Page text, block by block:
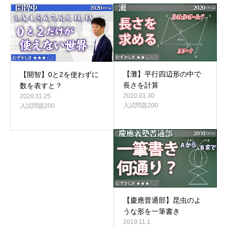
【開智】0と2を使わずに
数を表すと？
2020.11.25
入試問題200
【灘】平行四辺形の中で
長さを計算
2020.01.30
入試問題200
【慶應普通部】昆虫のよ
うな形を一筆書き
2019.11.1